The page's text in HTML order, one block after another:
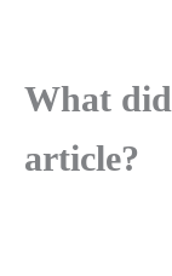
What
article?